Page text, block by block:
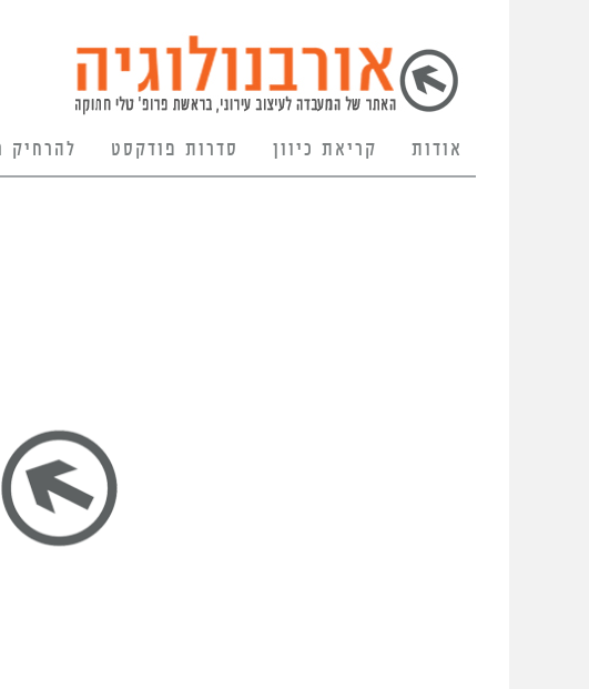
אודות קריאת כיוון סדרות פודקסט להרחיק